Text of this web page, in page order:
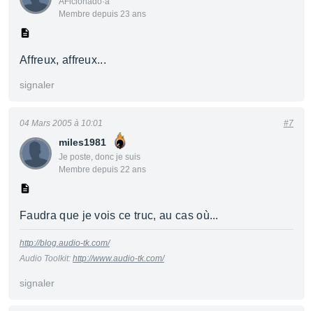
Membre depuis 23 ans
Affreux, affreux...
signaler
miles1981
Je poste, donc je suis
Membre depuis 22 ans
04 Mars 2005 à 10:01 #7
Faudra que je vois ce truc, au cas où...
http://blog.audio-tk.com/
Audio Toolkit: http://www.audio-tk.com/
signaler